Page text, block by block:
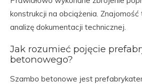
konstrukcji na obciążenia. Znajomość
analizę dokumentacji technicznej.
Jak rozumieć pojęcie
betonowego?
Szambo betonowe jest